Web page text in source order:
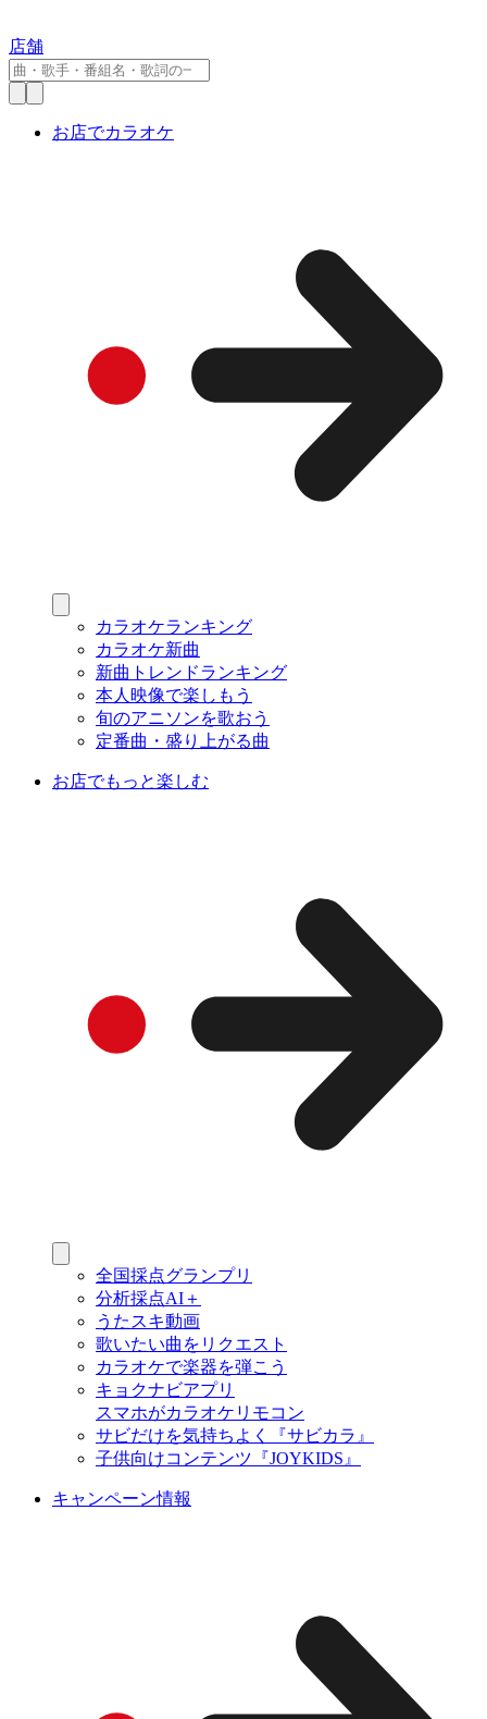
店舗
お店でカラオケ
カラオケランキング
カラオケ新曲
新曲トレンドランキング
本人映像で楽しもう
旬のアニソンを歌おう
定番曲・盛り上がる曲
お店でもっと楽しむ
全国採点グランプリ
分析採点AI＋
うたスキ動画
歌いたい曲をリクエスト
カラオケで楽器を弾こう
キョクナビアプリ
スマホがカラオケリモコン
サビだけを気持ちよく『サビカラ』
子供向けコンテンツ『JOYKIDS』
キャンペーン情報